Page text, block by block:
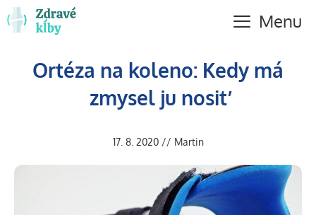
Preskočiť
Menu
Ortéza na koleno: Kedy má
zmysel ju nosiť
17. 8. 2020// Martin